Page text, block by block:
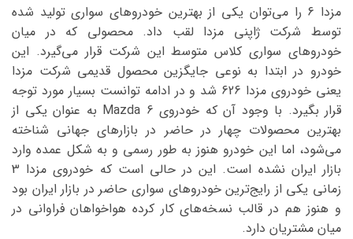
مزدا 6 را می‌توان یکی از بهترین خودروهای سواری تولید شده
توسط شرکت ژاپنی مزدا لقب داد. محصولی که در میان
خودروهای سواری کلاس متوسط این شرکت قرار می‌گیرد. این
خودرو در ابتدا به نوعی جایگزین محصول قدیمی شرکت مزدا
یعنی خودروی مزدا 626 شد و در ادامه توانست بسیار مورد توجه
قرار بگیرد. با وجود آن که خودروی Mazda 6 به عنوان یکی از
بهترین محصولات چهار در حاضر در بازارهای جهانی شناخته
می‌شود، اما این خودرو هنوز به طور رسمی و به شکل عمده وارد
بازار ایران نشده است. این در حالی است که خودروی مزدا 3
زمانی یکی از رایج‌ترین خودروهای سواری حاضر در بازار ایران بود
و هنوز هم در قالب نسخه‌های کار کرده هواخواهان فراوانی در
میان مشتریان دارد.